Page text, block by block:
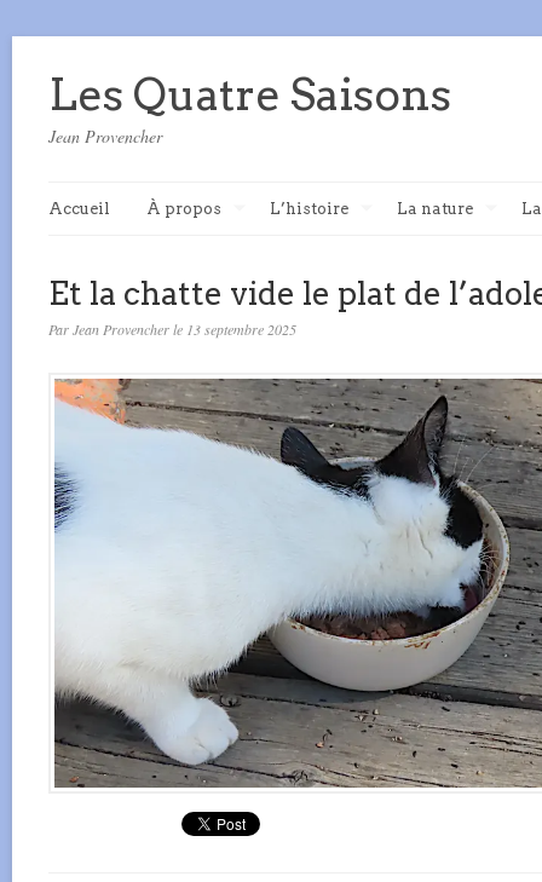
Les Quatre Saisons
Jean Provencher
Accueil À propos L’histoire La nature
Et la chatte vide le plat de
Par Jean Provencher le 13 septembre 2025